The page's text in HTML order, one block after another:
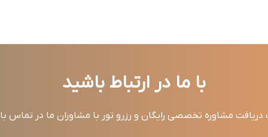
با ما در ارتباط باشید
مشاوره تخصصی رایگان و رزرو تور با مشاوران ما در تماس